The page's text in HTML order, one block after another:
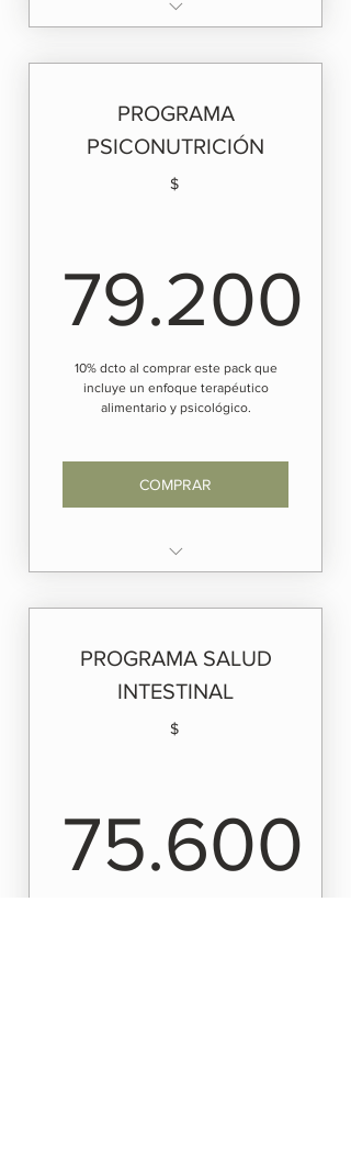
Control Nutricional
CUESTIONARIO
NO incluye medición de la
composición corporal
PROGRAMA
PSICONUTRICIÓN
$
79.200
10% dcto al comprar este pack que
incluye un enfoque terapéutico
alimentario y psicológico.
COMPRAR
Psicológica online o presencial+
por videollamada
para pacientes NUEVOS
PROGRAMA SALUD
INTESTINAL
$
75.600